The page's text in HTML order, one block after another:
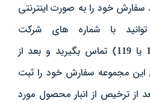
سفارش خود را به صورت اینترنتی
با شماره های شرکت
یا119) تماس بگیرید و بعد از
این مجموعه سفارش خود را ثبت
از ترخیص از انبار محصول مورد